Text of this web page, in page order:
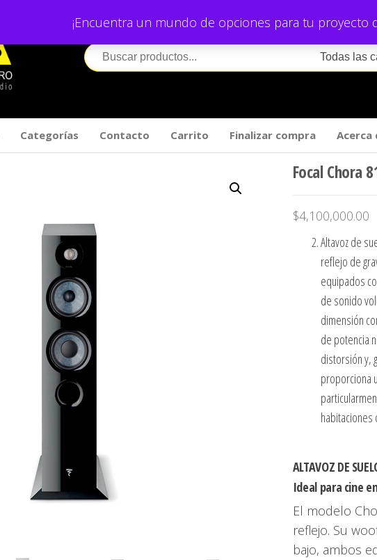
¡Encuentra un mundo de opciones para tu proyecto
Categorías Contacto Carrito Finalizar compra Acerca
Focal Chora
$4,100,000.00
Altavoz de
reflejo de
equipados
de sonido
dimensión
de potencia
distorsión y,
proporciona
habitaciones
ALTAVOZ DE
Ideal para cine
El modelo
reflejo. Su
bajo, ambos